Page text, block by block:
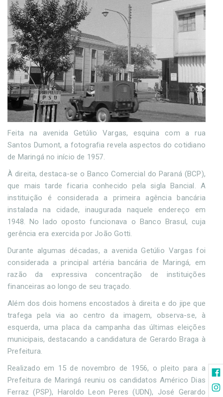
Feita na avenida Getúlio Vargas, esquina com a rua
Santos Dumont, a fotografia revela aspectos do cotidiano
de Maringá no início de 1957.
À direita, destaca-se o Banco Comercial do Paraná (BCP),
que mais tarde ficaria conhecido pela sigla Bancial. A
instituição é considerada a primeira agência bancária
instalada na cidade, inaugurada naquele endereço em
1948. No lado oposto funcionava o Banco Brasul, cuja
gerência era exercida por João Gotti.
Durante algumas décadas, a avenida Getúlio Vargas foi
considerada a principal artéria bancária de Maringá, em
razão da expressiva concentração de instituições
financeiras ao longo de seu traçado.
Além dos dois homens encostados à direita e do jipe que
trafega pela via ao centro da imagem, observa-se, à
esquerda, uma placa da campanha das últimas eleições
municipais, destacando a candidatura de Gerardo Braga à
Prefeitura.
Realizado em 15 de novembro de 1956, o pleito para a
Prefeitura de Maringá reuniu os candidatos Américo Dias
Ferraz (PSP), Haroldo Leon Peres (UDN), José Gerardo